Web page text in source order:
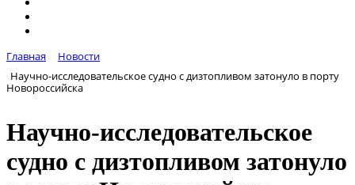
Главная
Новости
Научно-исследовательское судно с дизтопливом затонуло в порту
Новороссийска
Научно-исследовательское
судно с дизтопливом затонуло